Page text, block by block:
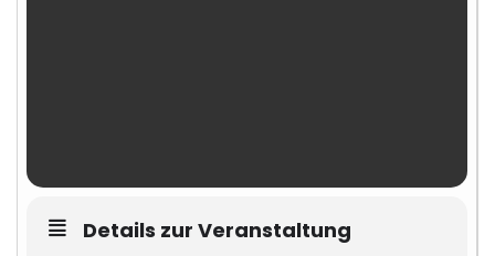
Details zur Veranstaltung